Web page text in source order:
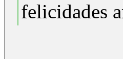
felicidades